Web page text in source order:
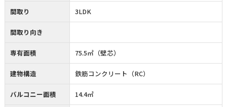
間取り 3LDK
間取り向き
専有面積 75.5㎡（壁芯）
建物構造 鉄筋コンクリート（RC）
バルコニー面積 14.4㎡